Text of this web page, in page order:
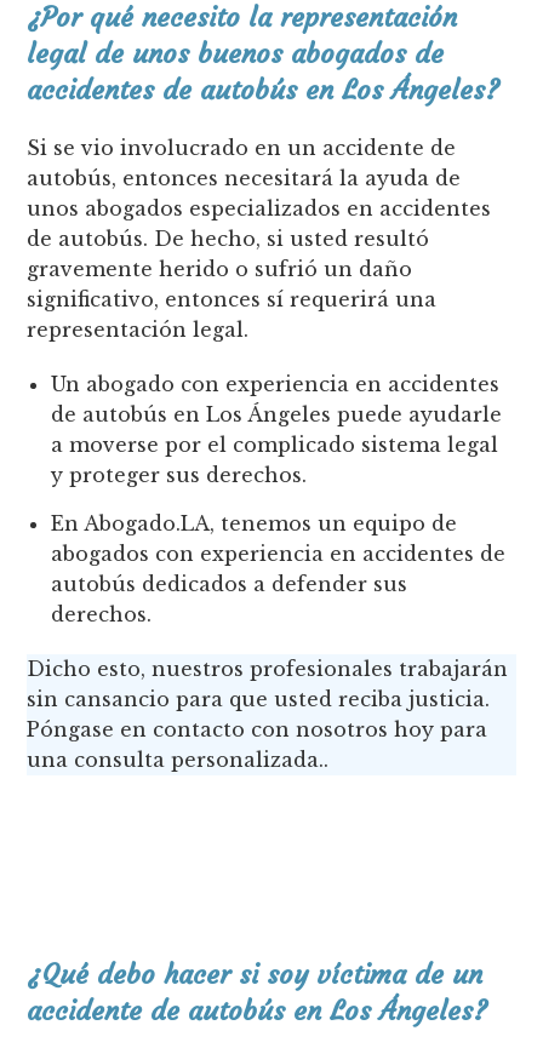
¿Por qué necesito la representación
legal de unos buenos abogados de
accidentes de autobús en Los Ángeles?
Si se vio involucrado en un accidente de
autobús, entonces necesitará la ayuda de
unos abogados especializados en accidentes
de autobús. De hecho, si usted resultó
gravemente herido o sufrió un daño
significativo, entonces sí requerirá una
representación legal.
Un abogado con experiencia en accidentes
de autobús en Los Ángeles puede ayudarle
a moverse por el complicado sistema legal
y proteger sus derechos.
En Abogado.LA, tenemos un equipo de
abogados con experiencia en accidentes de
autobús dedicados a defender sus
derechos.
Dicho esto, nuestros profesionales trabajarán
sin cansancio para que usted reciba justicia.
Póngase en contacto con nosotros hoy para
una consulta personalizada..
¿Qué debo hacer si soy víctima de un
accidente de autobús en Los Ángeles?